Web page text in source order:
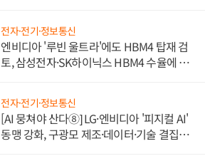
전자·전기·정보통신
엔비디아 '루빈 울트라'에도 HBM4 탑재 검
토, 삼성전자·SK하이닉스 HBM4 수율에 주
전자·전기·정보통신
[AI 뭉쳐야 산다⑧] LG·엔비디아 '피지컬 AI'
동맹 강화, 구광모 제조·데이터·기술 결집